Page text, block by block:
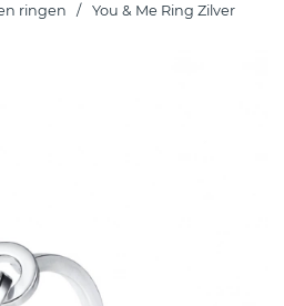
ringen You & Me Ring Zilver